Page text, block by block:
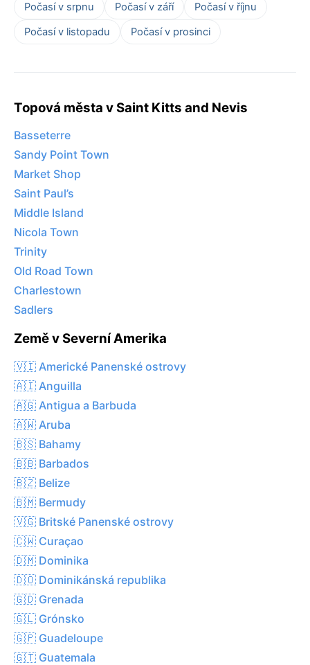
Počasí v srpnu Počasí v září
Počasí v říjnu
Počasí v listopadu
Počasí v prosinci
Topová města v Saint Kitts and Nevis
Basseterre
Sandy Point Town
Market Shop
Saint Paul’s
Middle Island
Nicola Town
Trinity
Old Road Town
Charlestown
Sadlers
Země v Severní Amerika
🇻🇮 Americké Panenské ostrovy
🇦🇮 Anguilla
🇦🇬 Antigua a Barbuda
🇦🇼 Aruba
🇧🇸 Bahamy
🇧🇧 Barbados
🇧🇿 Belize
🇧🇲 Bermudy
🇻🇬 Britské Panenské ostrovy
🇨🇼 Curaçao
🇩🇲 Dominika
🇩🇴 Dominikánská republika
🇬🇩 Grenada
🇬🇱 Grónsko
🇬🇵 Guadeloupe
🇬🇹 Guatemala